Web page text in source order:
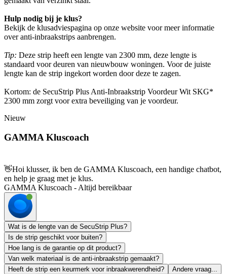
Hulp nodig bij je klus?
Bekijk de klusadviespagina op onze website voor meer informatie
over anti-inbraakstrips aanbrengen.
Tip: Deze strip heeft een lengte van 2300 mm, deze lengte is
standaard voor deuren van nieuwbouw woningen. Voor de juiste
lengte kan de strip ingekort worden door deze te zagen.
Kortom: de SecuStrip Plus Anti-Inbraakstrip Voordeur Wit SKG*
2300 mm zorgt voor extra beveiliging van je voordeur.
Nieuw
GAMMA Kluscoach
👋Hoi klusser, ik ben de GAMMA Kluscoach, een handige chatbot,
en help je graag met je klus.
GAMMA Kluscoach - Altijd bereikbaar
Wat is de lengte van de SecuStrip Plus?
Is de strip geschikt voor buiten?
Hoe lang is de garantie op dit product?
Van welk materiaal is de anti-inbraakstrip gemaakt?
Heeft de strip een keurmerk voor inbraakwerendheid?
Andere vraag...